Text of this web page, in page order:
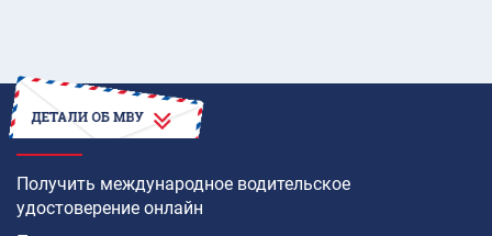
КАК
Получить международное водительское
удостоверение онлайн